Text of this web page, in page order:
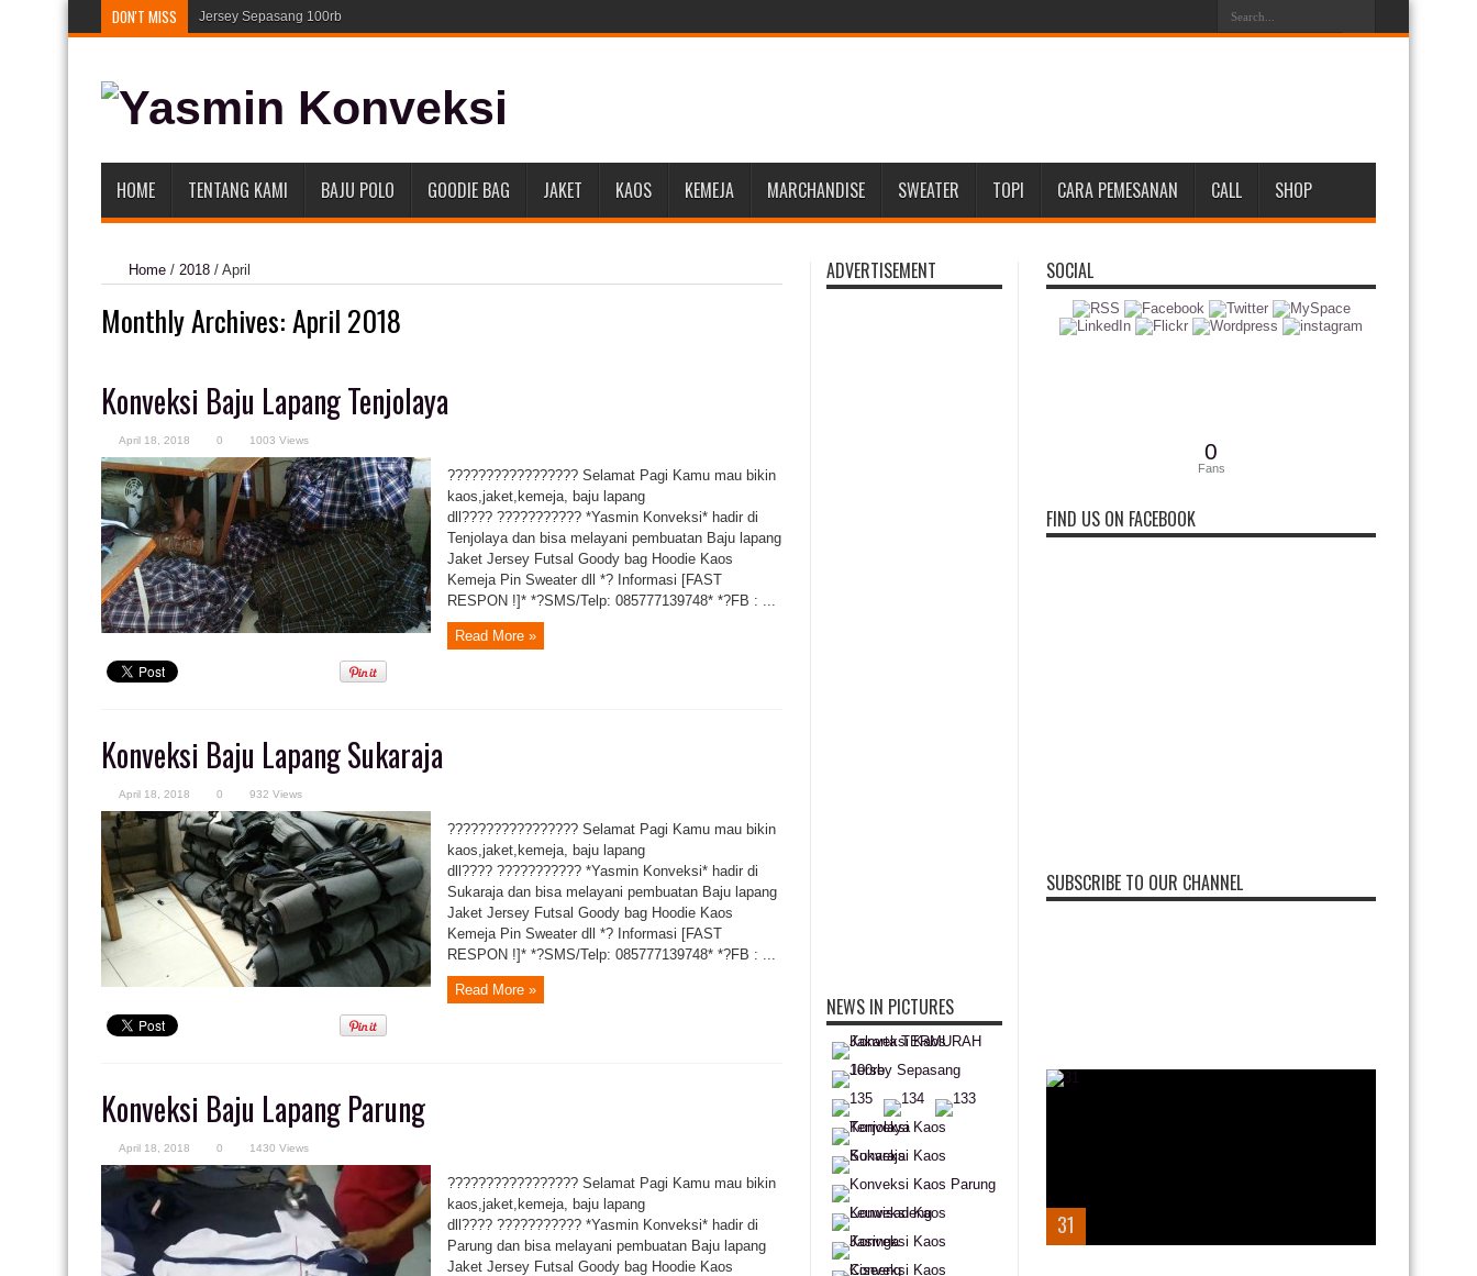
DON'T MISS Jersey Sepasang 100rb
135
HOME TENTANG KAMI BAJU POLO GOODIE BAG JAKET KAOS KEMEJA MARCHANDISE SWEATER TOPI CARA PEMESANAN CALL SHOP
Home / 2018 / April
Monthly Archives:April 2018
Konveksi Baju Lapang Tenjolaya
April 18, 2018 0 1003 Views
????????????????? Selamat Pagi Kamu mau bikin
kaos,jaket,kemeja, baju lapang
dll???? ??????????? *Yasmin Konveksi* hadir di
Tenjolaya dan bisa melayani pembuatan Baju lapang
Jaket Jersey Futsal Goody bag Hoodie Kaos
Kemeja Pin Sweater dll *? Informasi [FAST
RESPON !]* *?SMS/Telp: 085777139748* *?FB : ...
Read More »
Konveksi Baju Lapang Sukaraja
April 18, 2018 0 932 Views
????????????????? Selamat Pagi Kamu mau bikin
kaos,jaket,kemeja, baju lapang
dll???? ??????????? *Yasmin Konveksi* hadir di
Sukaraja dan bisa melayani pembuatan Baju lapang
Jaket Jersey Futsal Goody bag Hoodie Kaos
Kemeja Pin Sweater dll *? Informasi [FAST
RESPON !]* *?SMS/Telp: 085777139748* *?FB : ...
Read More »
Konveksi Baju Lapang Parung
April 18, 2018 0 1430 Views
????????????????? Selamat Pagi Kamu mau bikin
kaos,jaket,kemeja, baju lapang
dll???? ??????????? *Yasmin Konveksi* hadir di
Parung dan bisa melayani pembuatan Baju lapang
Jaket Jersey Futsal Goody bag Hoodie Kaos
ADVERTISEMENT
NEWS IN PICTURES
SOCIAL
0
Fans
FIND US ON FACEBOOK
SUBSCRIBE TO OUR CHANNEL
31